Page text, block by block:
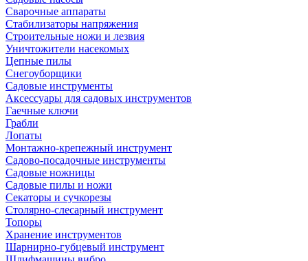
Сварочные аппараты
Стабилизаторы напряжения
Строительные ножи и лезвия
Уничтожители насекомых
Цепные пилы
Снегоуборщики
Садовые инструменты
Аксессуары для садовых инструментов
Гаечные ключи
Грабли
Лопаты
Монтажно-крепежный инструмент
Садово-посадочные инструменты
Садовые ножницы
Садовые пилы и ножи
Секаторы и сучкорезы
Столярно-слесарный инструмент
Топоры
Хранение инструментов
Шарнирно-губцевый инструмент